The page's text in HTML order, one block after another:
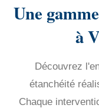
Une
à
Découvrez
étanchéité
Chaque